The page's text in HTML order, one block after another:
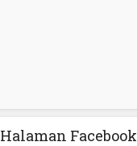
Halaman Facebook